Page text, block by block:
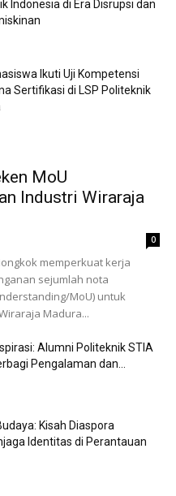
Indonesia di Era Disrupsi dan
Ikuti Uji Kompetensi
Sertifikasi di LSP Politeknik
MoU
Industri Wiraraja
0
memperkuat kerja
sejumlah nota
MoU) untuk
Madura...
Alumni Politeknik STIA
Pengalaman dan...
Kisah Diaspora
Identitas di Perantauan